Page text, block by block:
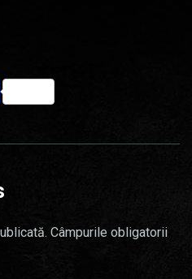
Partajează
Câmpurile obligatorii